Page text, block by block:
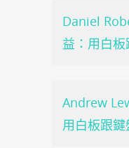
Daniel
益：用白
Andrew
用白板跟